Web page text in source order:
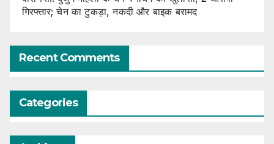
गिरफ्तार; चेन का टुकड़ा, नकदी और बाइक बरामद
Recent Comments
Categories